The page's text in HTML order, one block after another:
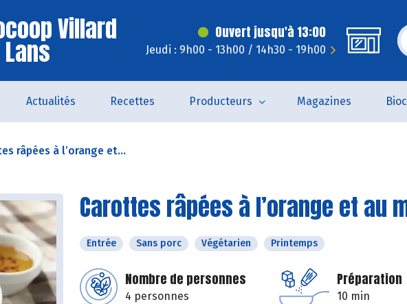
Villard
Lans
Ouvert jusqu'à 13:00
Jeudi : 9h00 - 13h00 / 14h30 - 19h00
Actualités Recettes Producteurs Magazines
râpées à l’orange et...
Carottes râpées à l’orange et au
Entrée Sans porc Végétarien Printemps
Nombre de personnes
4 personnes
Préparation
10 min